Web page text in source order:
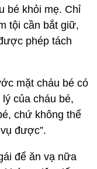
bé khỏi mẹ. Chỉ
tội cần bắt giữ,
phép tách
mặt cháu bé có
của cháu bé,
chứ không thể
được”.
để ăn vạ nữa